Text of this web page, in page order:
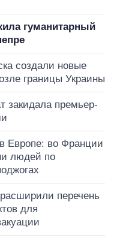
гуманитарный
создали новые
границы Украины
закидала премьер-
Европе: во Франции
людей по
перечень
для